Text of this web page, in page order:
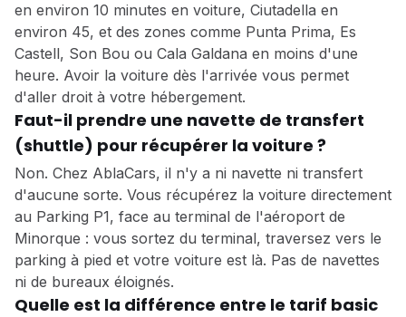
en environ 10 minutes en voiture, Ciutadella en
environ 45, et des zones comme Punta Prima, Es
Castell, Son Bou ou Cala Galdana en moins d'une
heure. Avoir la voiture dès l'arrivée vous permet
d'aller droit à votre hébergement.
Faut-il prendre une navette de transfert
(shuttle) pour récupérer la voiture ?
Non. Chez AblaCars, il n'y a ni navette ni transfert
d'aucune sorte. Vous récupérez la voiture directement
au Parking P1, face au terminal de l'aéroport de
Minorque : vous sortez du terminal, traversez vers le
parking à pied et votre voiture est là. Pas de navettes
ni de bureaux éloignés.
Quelle est la différence entre le tarif basic